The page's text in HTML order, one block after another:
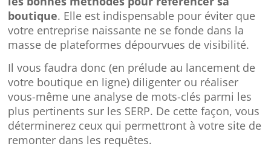
boutique. Elle est indispensable pour éviter que
votre entreprise naissante ne se fonde dans la
masse de plateformes dépourvues de visibilité.
Il vous faudra donc (en prélude au lancement de
votre boutique en ligne) diligenter ou réaliser
vous-même une analyse de mots-clés parmi les
plus pertinents sur les SERP. De cette façon, vous
déterminerez ceux qui permettront à votre site de
remonter dans les requêtes.